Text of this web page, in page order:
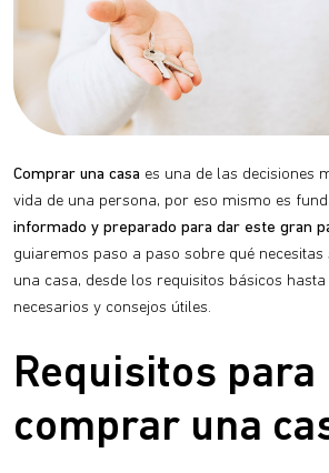
Comprar una casa es una de las decisiones
vida de una persona, por eso mismo es
informado y preparado para dar este gran
guiaremos paso a paso sobre qué
una casa, desde los requisitos básicos
necesarios y consejos útiles.
Requisitos para
comprar una